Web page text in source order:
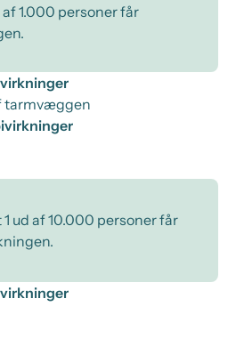
af 1.000 personer får
tarmvæggen
1 ud af 10.000 personer får